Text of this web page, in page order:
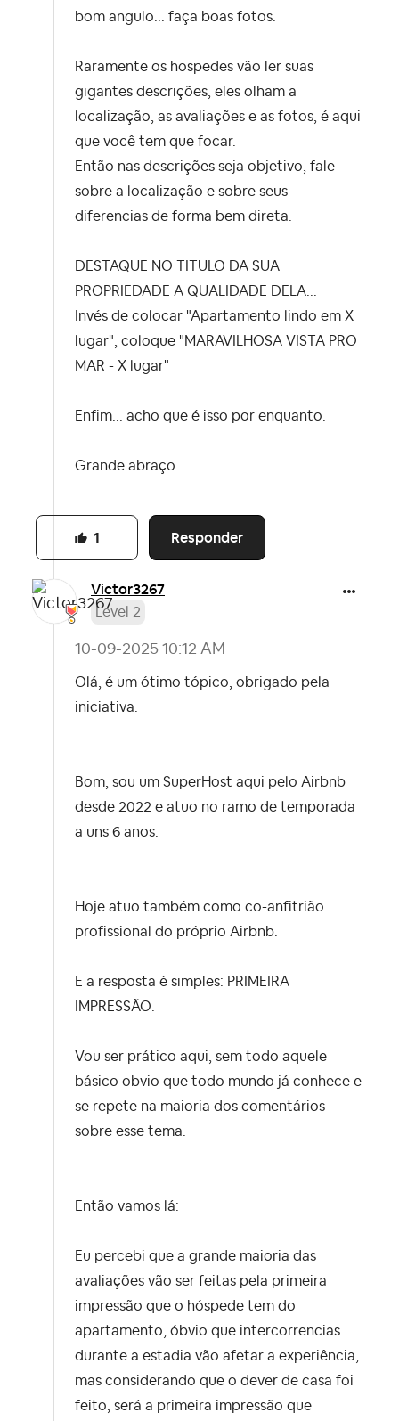
bom angulo... faça boas fotos.
Raramente os hospedes vão ler suas
gigantes descrições, eles olham a
localização, as avaliações e as fotos, é aqui
que você tem que focar.
Então nas descrições seja objetivo, fale
sobre a localização e sobre seus
diferencias de forma bem direta.
DESTAQUE NO TITULO DA SUA
PROPRIEDADE A QUALIDADE DELA...
Invés de colocar "Apartamento lindo em X
lugar", coloque "MARAVILHOSA VISTA PRO
MAR - X lugar"
Enfim... acho que é isso por enquanto.
Grande abraço.
Responder
1
Victor3267
Level 2
‎10-09-2025 10:12 AM
Olá, é um ótimo tópico, obrigado pela
iniciativa.
Bom, sou um SuperHost aqui pelo Airbnb
desde 2022 e atuo no ramo de temporada
a uns 6 anos.
Hoje atuo também como co-anfitrião
profissional do próprio Airbnb.
E a resposta é simples: PRIMEIRA
IMPRESSÃO.
Vou ser prático aqui, sem todo aquele
básico obvio que todo mundo já conhece e
se repete na maioria dos comentários
sobre esse tema.
Então vamos lá:
Eu percebi que a grande maioria das
avaliações vão ser feitas pela primeira
impressão que o hóspede tem do
apartamento, óbvio que intercorrencias
durante a estadia vão afetar a experiência,
mas considerando que o dever de casa foi
feito, será a primeira impressão que